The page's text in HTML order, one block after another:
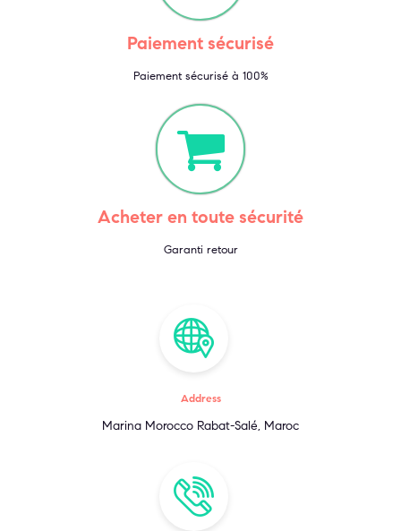
Paiement sécurisé
Paiement sécurisé à 100%
Acheter en toute sécurité
Garanti retour
Address
Marina Morocco Rabat-Salé, Maroc